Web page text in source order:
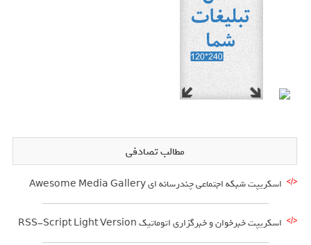
مطالب تصادفی
اسکریپت شبکه اجتماعی چندرسانه ای Awesome Media Gallery
اسکریپت خبرخوان و خبرگزاری اتوماتیک RSS-Script Light Version